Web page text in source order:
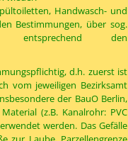
Handwasch- und
Bestimmungen, über sog.
entsprechend den
d.h. zuerst ist
vom jeweiligen Bezirksamt
der BauO Berlin,
(z.B. Kanalrohr: PVC
werden. Das Gefälle